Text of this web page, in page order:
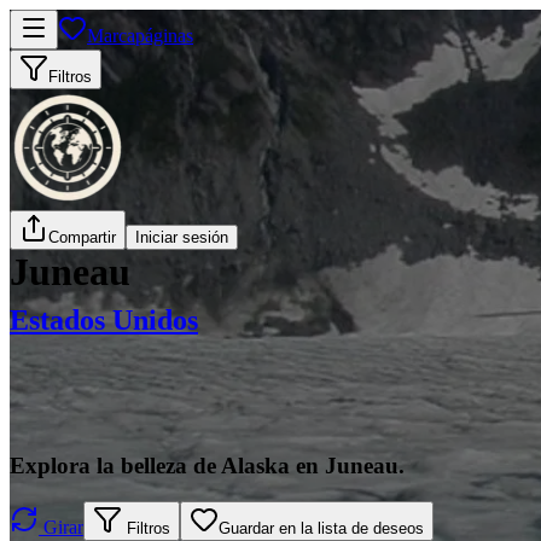
Marcapáginas
Filtros
Compartir Iniciar sesión
Juneau
Estados Unidos
Explora la belleza de Alaska en Juneau.
Girar Filtros Guardar en la lista de deseos